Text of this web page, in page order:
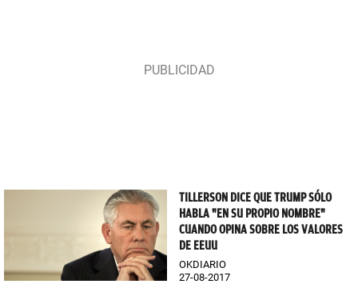
TILLERSON DICE QUE TRUMP SÓLO
HABLA "EN SU PROPIO NOMBRE"
CUANDO OPINA SOBRE LOS VALORES
DE EEUU
OKDIARIO
27-08-2017